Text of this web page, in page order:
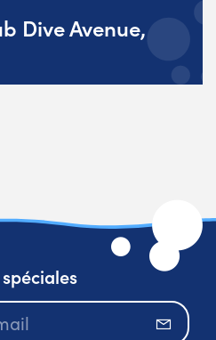
Dive Avenue,